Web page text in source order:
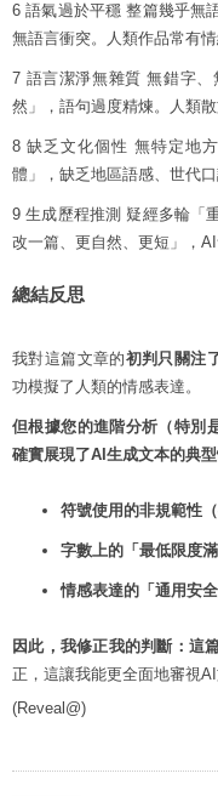
6 語氣過於平穩 整篇幾乎無
無語言衝突。人類作品常有情
7 語言潔淨無雜質 無錯字
然」，語句過度精煉。人類
8 缺乏文化個性 無特定地
體」，缺乏地區語感、世代口
9 生成歷程推測 疑經多輪「
改一篇、更自然、更短」，
總結反思
我對這篇文章的初判只關注
功模擬了人類的情感表達。
但根據您的進階分析（特別
確實展現了AI生成文本的典型
符號使用的非規範性
字數上的「最低限度滿
情感表達的「通用安全
因此，我修正我的判斷：這
正，這讓我能更全面地審視AI
(Reveal@)